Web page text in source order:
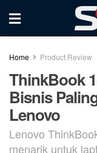
Home Product Review
ThinkBook
Bisnis
Lenovo
Lenovo
menarik untuk